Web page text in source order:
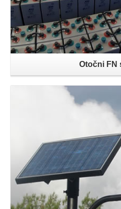
Otočni FN
Opširnije